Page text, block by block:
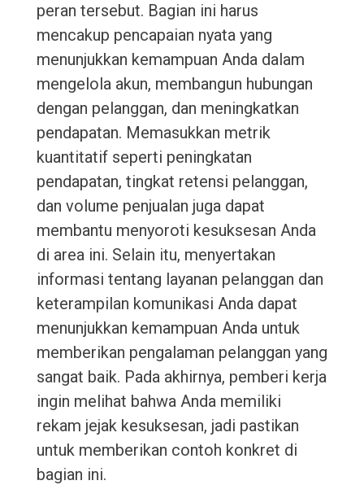
peran tersebut. Bagian ini harus
mencakup pencapaian nyata yang
menunjukkan kemampuan Anda dalam
mengelola akun, membangun hubungan
dengan pelanggan, dan meningkatkan
pendapatan. Memasukkan metrik
kuantitatif seperti peningkatan
pendapatan, tingkat retensi pelanggan,
dan volume penjualan juga dapat
membantu menyoroti kesuksesan Anda
di area ini. Selain itu, menyertakan
informasi tentang layanan pelanggan dan
keterampilan komunikasi Anda dapat
menunjukkan kemampuan Anda untuk
memberikan pengalaman pelanggan yang
sangat baik. Pada akhirnya, pemberi kerja
ingin melihat bahwa Anda memiliki
rekam jejak kesuksesan, jadi pastikan
untuk memberikan contoh konkret di
bagian ini.